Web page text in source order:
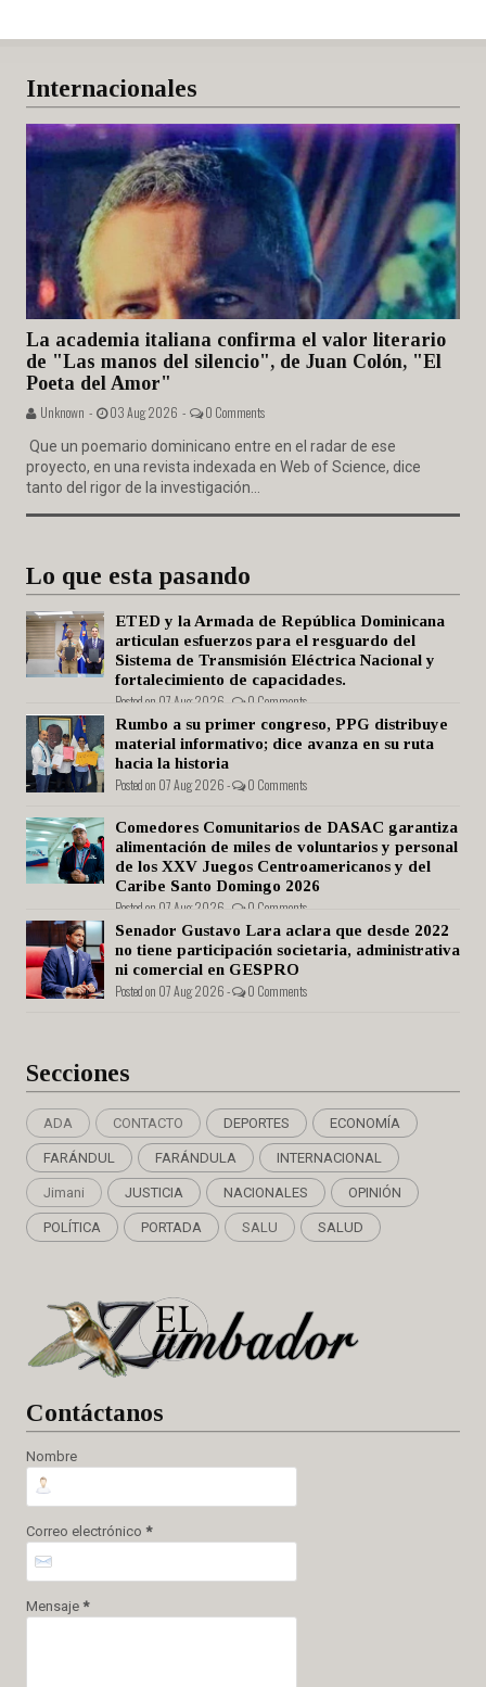
Internacionales
La academia italiana confirma el valor literario
de "Las manos del silencio", de Juan Colón, "El
Poeta del Amor"
Unknown - 03 Aug 2026 - 0 Comments
Que un poemario dominicano entre en el radar de ese
proyecto, en una revista indexada en Web of Science, dice
tanto del rigor de la investigación...
Lo que esta pasando
ETED y la Armada de República Dominicana
articulan esfuerzos para el resguardo del
Sistema de Transmisión Eléctrica Nacional y
fortalecimiento de capacidades.
Posted on 07 Aug 2026 - 0 Comments
Rumbo a su primer congreso, PPG distribuye
material informativo; dice avanza en su ruta
hacia la historia
Posted on 07 Aug 2026 - 0 Comments
Comedores Comunitarios de DASAC garantiza
alimentación de miles de voluntarios y personal
de los XXV Juegos Centroamericanos y del
Caribe Santo Domingo 2026
Posted on 07 Aug 2026 - 0 Comments
Senador Gustavo Lara aclara que desde 2022
no tiene participación societaria, administrativa
ni comercial en GESPRO
Posted on 07 Aug 2026 - 0 Comments
Secciones
ADA CONTACTO DEPORTES ECONOMÍA
FARÁNDUL FARÁNDULA INTERNACIONAL
Jimani JUSTICIA NACIONALES OPINIÓN
POLÍTICA PORTADA SALU SALUD
Contáctanos
Nombre
Correo electrónico *
Mensaje *